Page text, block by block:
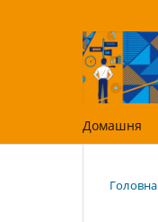
Домашня
Головна